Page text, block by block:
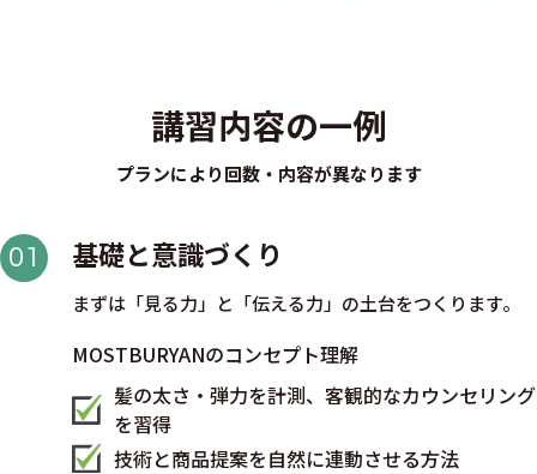
講習内容の一例
プランにより回数・内容が異なります
01 基礎と意識づくり
まずは「見る力」と「伝える力」の土台をつくります。
MOSTBURYANのコンセプト理解
髪の太さ・弾力を計測、客観的なカウンセリング
を習得
技術と商品提案を自然に連動させる方法